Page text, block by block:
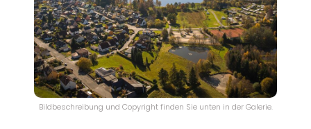
Bildbeschreibung und Copyright finden Sie unten in der Galerie.